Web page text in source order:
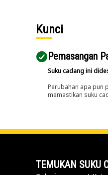
Kunci
Pemasangan
Suku cadang ini
Perubahan apa pun
memastikan suku
TEMUKAN SUKU